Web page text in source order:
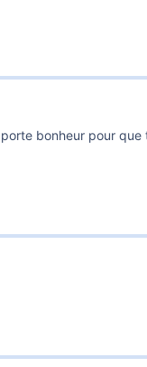
bonheur pour que